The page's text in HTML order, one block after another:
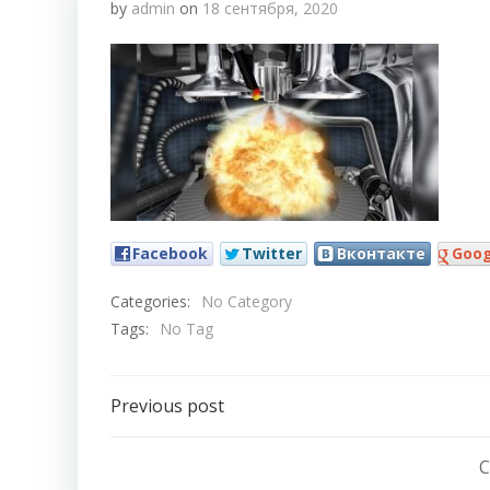
by admin on 18 сентября, 2020
Facebook Twitter Вконтакте
Categories:
No Category
Tags:
No Tag
Навигация
Previous post